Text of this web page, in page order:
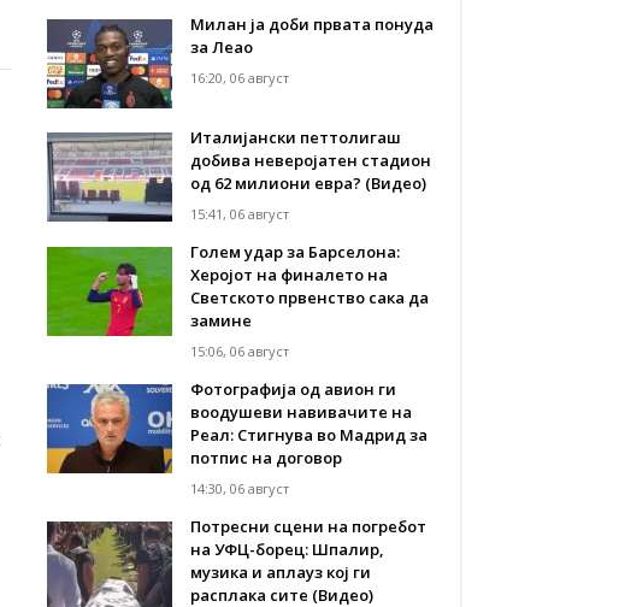
Милан ја доби првата понуда
за Леао
16:20, 06 август
Италијански петтолигаш
добива неверојатен стадион
од 62 милиони евра? (Видео)
15:41, 06 август
Голем удар за Барселона:
Херојот на финалето на
Светското првенство сака да
замине
15:06, 06 август
Фотографија од авион ги
воодушеви навивачите на
Реал: Стигнува во Мадрид за
потпис на договор
14:30, 06 август
Потресни сцени на погребот
на УФЦ-борец: Шпалир,
музика и аплауз кој ги
расплака сите (Видео)